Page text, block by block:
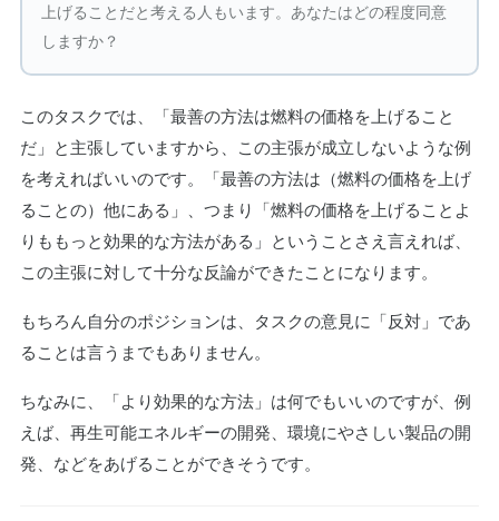
上げることだと考える人もいます。あなたはどの程度同意
しますか？
このタスクでは、「最善の方法は燃料の価格を上げること
だ」と主張していますから、この主張が成立しないような例
を考えればいいのです。「最善の方法は（燃料の価格を上げ
ることの）他にある」、つまり「燃料の価格を上げることよ
りももっと効果的な方法がある」ということさえ言えれば、
この主張に対して十分な反論ができたことになります。
もちろん自分のポジションは、タスクの意見に「反対」であ
ることは言うまでもありません。
ちなみに、「より効果的な方法」は何でもいいのですが、例
えば、再生可能エネルギーの開発、環境にやさしい製品の開
発、などをあげることができそうです。